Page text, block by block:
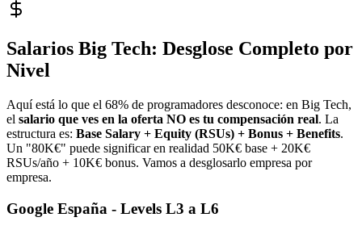
Salarios Big Tech: Desglose Completo por
Nivel
Aquí está lo que el 68% de programadores desconoce: en Big Tech,
el salario que ves en la oferta NO es tu compensación real. La
estructura es: Base Salary + Equity (RSUs) + Bonus + Benefits.
Un "80K€" puede significar en realidad 50K€ base + 20K€
RSUs/año + 10K€ bonus. Vamos a desglosarlo empresa por
empresa.
Google España - Levels L3 a L6